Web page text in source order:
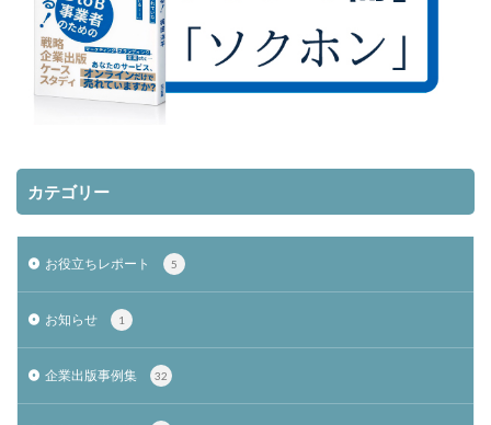
カテゴリー
お役立ちレポート 5
お知らせ 1
企業出版事例集 32